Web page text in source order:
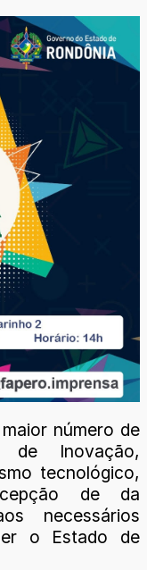
número de
de Inovação,
tecnológico,
de da
necessários
o Estado de